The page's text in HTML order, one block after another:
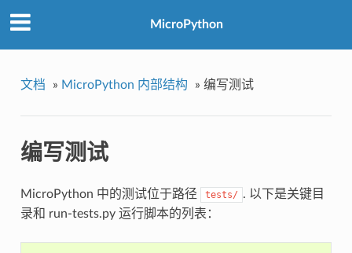
MicroPython
文档 » MicroPython 内部结构 » 编写测试
编写测试
MicroPython 中的测试位于路径 tests/ . 以下是关键目
录和 run-tests.py 运行脚本的列表：